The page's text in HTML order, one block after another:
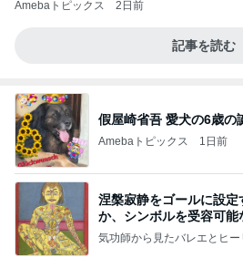
Amebaトピックス 2日前
記事を読む
假屋崎省吾 愛犬の6歳の
Amebaトピックス 1日前
涅槃寂静をゴールに設
か、シンボルを受容可
ことが
気功師から見たバレエとヒー